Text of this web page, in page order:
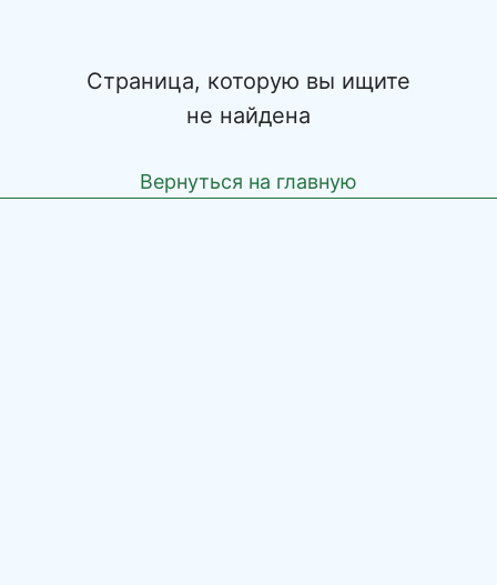
Страница, которую вы ищите
не найдена
Вернуться на главную